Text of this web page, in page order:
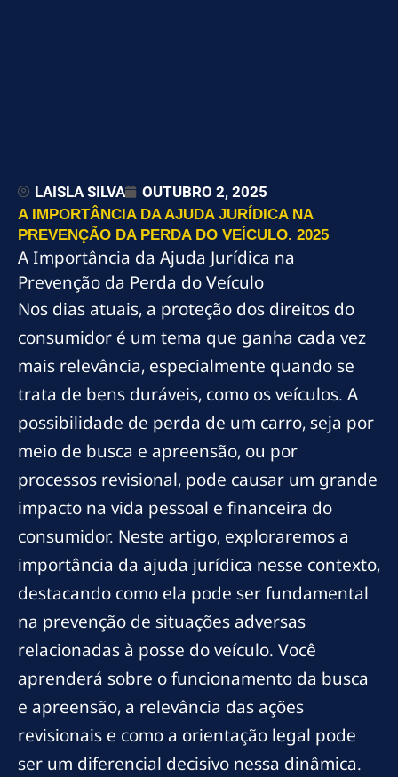
LAISLA SILVA OUTUBRO 2, 2025
A IMPORTÂNCIA DA AJUDA JURÍDICA NA
PREVENÇÃO DA PERDA DO VEÍCULO. 2025
A Importância da Ajuda Jurídica na
Prevenção da Perda do Veículo
Nos dias atuais, a proteção dos direitos do
consumidor é um tema que ganha cada vez
mais relevância, especialmente quando se
trata de bens duráveis, como os veículos. A
possibilidade de perda de um carro, seja por
meio de busca e apreensão, ou por
processos revisional, pode causar um grande
impacto na vida pessoal e financeira do
consumidor. Neste artigo, exploraremos a
importância da ajuda jurídica nesse contexto,
destacando como ela pode ser fundamental
na prevenção de situações adversas
relacionadas à posse do veículo. Você
aprenderá sobre o funcionamento da busca
e apreensão, a relevância das ações
revisionais e como a orientação legal pode
ser um diferencial decisivo nessa dinâmica.